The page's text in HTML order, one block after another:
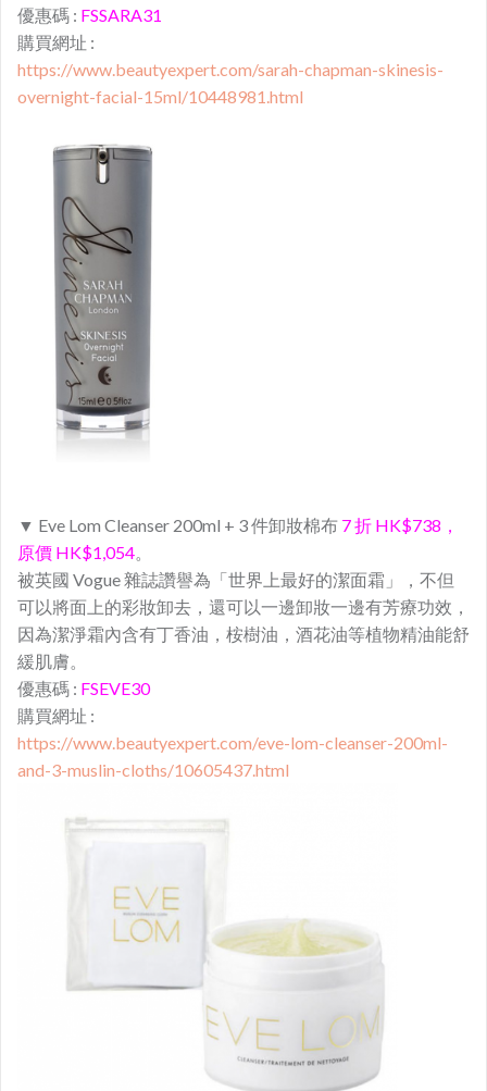
優惠碼 : FSSARA31
購買網址 :
https://www.beautyexpert.com/sarah-chapman-skinesis-
overnight-facial-15ml/10448981.html
▼ Eve Lom Cleanser 200ml + 3 件卸妝棉布 7 折 HK$738，
原價 HK$1,054。
被英國 Vogue 雜誌讚譽為「世界上最好的潔面霜」，不但
可以將面上的彩妝卸去，還可以一邊卸妝一邊有芳療功效，
因為潔淨霜內含有丁香油，桉樹油，酒花油等植物精油能舒
緩肌膚。
優惠碼 : FSEVE30
購買網址 :
https://www.beautyexpert.com/eve-lom-cleanser-200ml-
and-3-muslin-cloths/10605437.html